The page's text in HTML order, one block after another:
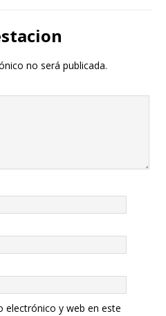
no será publicada.
electrónico y web en este